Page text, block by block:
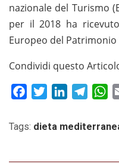
nazionale del Turismo
per il 2018 ha
Europeo del Patrimonio
Condividi questo
FacebookTwitterLinkedIn
Tags: dieta